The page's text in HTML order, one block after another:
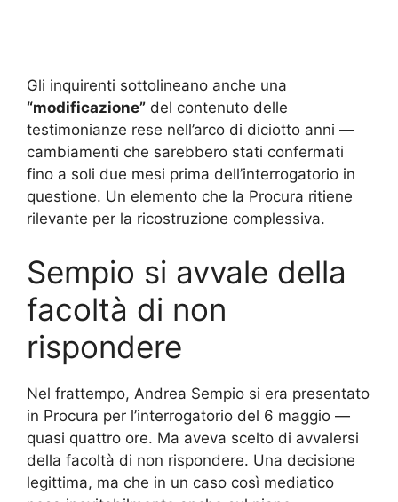
Gli inquirenti sottolineano anche una
“modificazione” del contenuto delle
testimonianze rese nell’arco di diciotto anni —
cambiamenti che sarebbero stati confermati
fino a soli due mesi prima dell’interrogatorio in
questione. Un elemento che la Procura ritiene
rilevante per la ricostruzione complessiva.
Sempio si avvale della
facoltà di non
rispondere
Nel frattempo, Andrea Sempio si era presentato
in Procura per l’interrogatorio del 6 maggio —
quasi quattro ore. Ma aveva scelto di avvalersi
della facoltà di non rispondere. Una decisione
legittima, ma che in un caso così mediatico